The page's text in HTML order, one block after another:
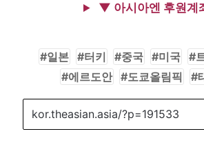
▼ 아시아엔 후원
일본 터키 중국 미국
에르도안
도쿄올림픽